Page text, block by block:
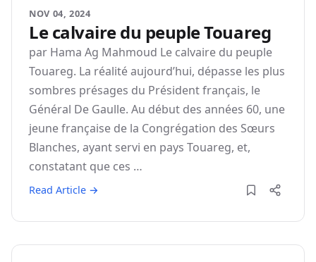
NOV 04, 2024
Le calvaire du peuple Touareg
par Hama Ag Mahmoud Le calvaire du peuple
Touareg. La réalité aujourd’hui, dépasse les plus
sombres présages du Président français, le
Général De Gaulle. Au début des années 60, une
jeune française de la Congrégation des Sœurs
Blanches, ayant servi en pays Touareg, et,
constatant que ces …
Read Article →